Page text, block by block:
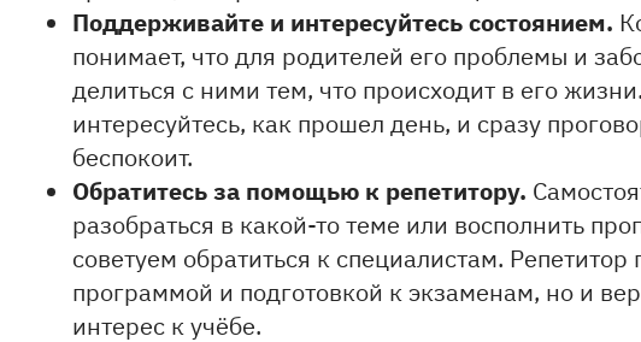
Поддерживайте и интересуйтесь состоянием.
понимает, что для родителей его проблемы и
делиться с ними тем, что происходит в его
интересуйтесь, как прошел день, и сразу
беспокоит.
Обратитесь за помощью к репетитору.
разобраться в какой-то теме или восполнить
советуем обратиться к специалистам.
программой и подготовкой к экзаменам, но и
интерес к учёбе.